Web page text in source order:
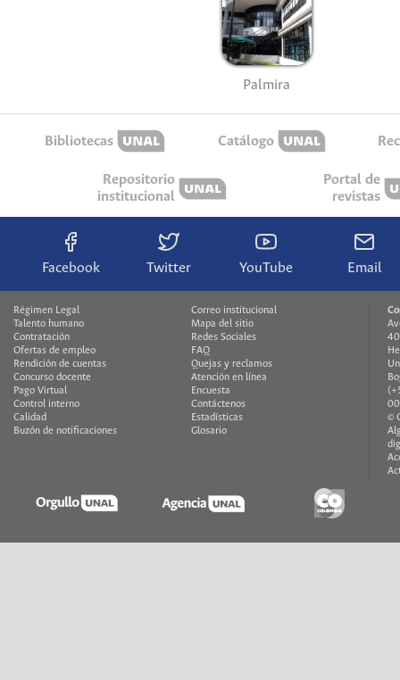
Palmira
Bibliotecas Catálogo
Repositorio
institucional
Portal de
revistas
Facebook Twitter YouTube Email
Régimen Legal
Talento humano
Contratación
Ofertas de empleo
Rendición de cuentas
Concurso docente
Pago Virtual
Control interno
Calidad
Buzón de notificaciones
Correo institucional
Mapa del sitio
Redes Sociales
FAQ
Quejas y reclamos
Atención en línea
Encuesta
Contáctenos
Estadísticas
Glosario
©